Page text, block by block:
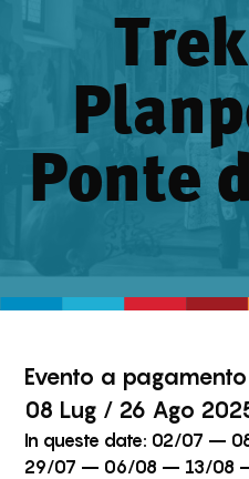
Ponte
Evento a pagamento
08 Lug / 26 Ago
In queste date: 02/07 –
29/07 – 06/08 – 13/08